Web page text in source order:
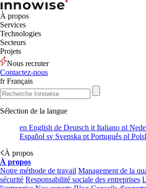
À propos
Services
Technologies
Secteurs
Projets
Nous recruter
Contactez-nous
fr Français
Sélection de la langue
en English de Deutsch it Italiano nl
Español sv Svenska pt Português pl
À propos
À propos
Notre méthode de travail Management de la
sécurité Responsabilité sociale des entreprises